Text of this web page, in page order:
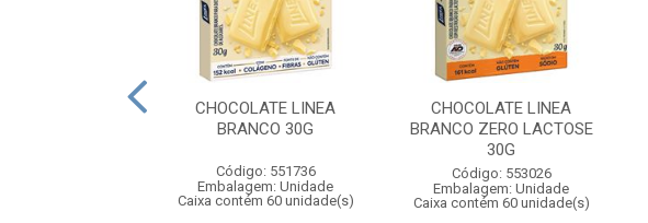
CHOCOLATE LINEA
BRANCO 30G
Código: 551736
Embalagem: Unidade
Caixa contém 60 unidade(s)
CHOCOLATE LINEA
BRANCO ZERO LACTOSE
30G
Código: 553026
Embalagem: Unidade
Caixa contém 60 unidade(s)